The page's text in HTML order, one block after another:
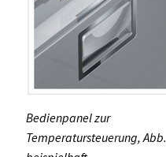
Bedienpanel zur
Temperatursteuerung, Abb.